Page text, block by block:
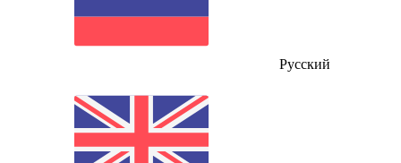
Русский